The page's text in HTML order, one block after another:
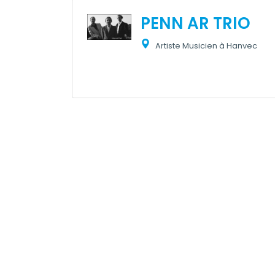
PENN AR TRIO
Artiste Musicien à Hanvec